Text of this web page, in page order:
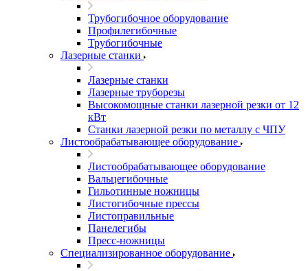
Трубогибочное оборудование
Профилегибочные
Трубогибочные
Лазерные станки
Лазерные станки
Лазерные труборезы
Высокомощные станки лазерной резки от 12
кВт
Станки лазерной резки по металлу с ЧПУ
Листообрабатывающее оборудование
Листообрабатывающее оборудование
Вальцегибочные
Гильотинные ножницы
Листогибочные прессы
Листоправильные
Панелегибы
Пресс-ножницы
Специализированное оборудование